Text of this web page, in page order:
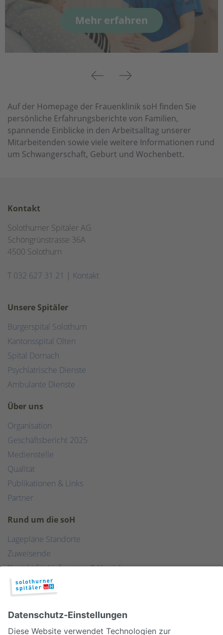
Previous
Mehr erfahren
Next
Auf der Homepage der Frauenklinik soH finden Sie
persönliche Erfahrungsberichte von Familien,
spannende Einblicke in den Arbeitsalltag unserer
Mitarbeitenden sowie viele weitere Informationen rund
um Schwangerschaft, Geburt und Wochenbett.
Kontakt
Solothurner Spitäler AG
Schöngrünstrasse 36A
4500 Solothurn
T 032 627 31 21 | Kontakt
Unsere Spitäler
Bürgerspital Solothurn
Kantonsspital Olten
Spital Dornach
Psychiatrische Dienste
Ambulante Dienste
Über uns
Organisation
Geschäftsbericht 2025
Medienstelle
Qualität
Publikationen & Links
Partner
Rund um die soH
Lagepläne Standorte
Zuweisende
Kontakt für Lieferanten & Versicherungen
Zentralwäscherei
HEBSORG
Spital Club